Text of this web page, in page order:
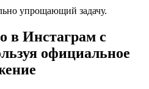
упрощающий задачу.
в Инстаграм с
официальное